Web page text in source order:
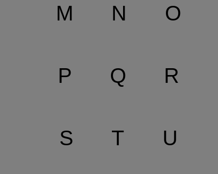
M N O
P Q R
S T U